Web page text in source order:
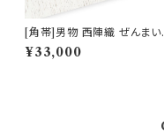
[角帯]男物 西陣織 ぜんまい
正絹 日本製(商品番号
2)
¥33,000